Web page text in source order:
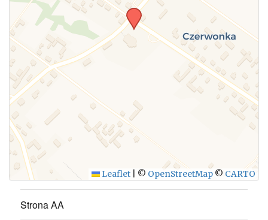
WYŚLIJ
Leaflet © OpenStreetMap © CARTO
Strona AA